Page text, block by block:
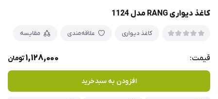
کاغذ دیواری RANG مدل 1124
کاغذ دیواری علاقه‌مندی مقایسه
قیمت: 1,128,000تومان
افزودن به سبدخرید